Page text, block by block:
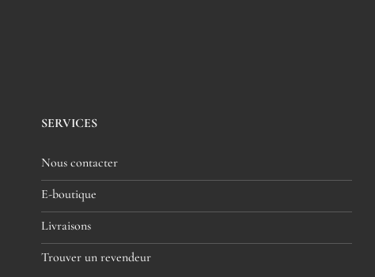
SERVICES
Nous contacter
E-boutique
Livraisons
Trouver un revendeur